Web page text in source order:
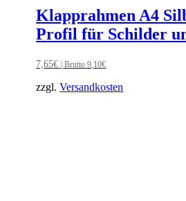
Klapprahmen A4
Profil für Schilder
7,65€ | Brutto9,10€
zzgl.Versandkosten